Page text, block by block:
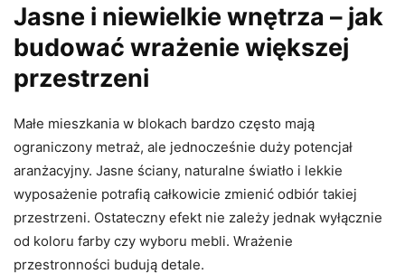
Jasne i niewielkie wnętrza – jak
budować wrażenie większej
przestrzeni
Małe mieszkania w blokach bardzo często mają
ograniczony metraż, ale jednocześnie duży potencjał
aranżacyjny. Jasne ściany, naturalne światło i lekkie
wyposażenie potrafią całkowicie zmienić odbiór takiej
przestrzeni. Ostateczny efekt nie zależy jednak wyłącznie
od koloru farby czy wyboru mebli. Wrażenie
przestronności budują detale.